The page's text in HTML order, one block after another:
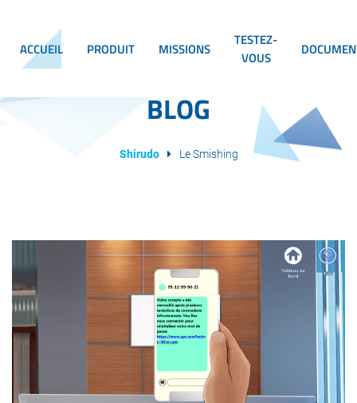
ACCUEIL PRODUIT MISSIONS
TESTEZ-
VOUS
BLOG
Shirudo Le Smishing